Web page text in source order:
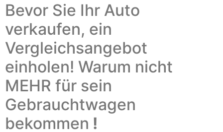
Bevor Sie Ihr Auto
verkaufen, ein
Vergleichsangebot
einholen! Warum nicht
MEHR für sein
Gebrauchtwagen
bekommen !